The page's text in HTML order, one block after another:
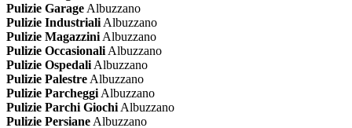
Pulizie Garage Albuzzano
Pulizie Industriali Albuzzano
Pulizie Magazzini Albuzzano
Pulizie Occasionali Albuzzano
Pulizie Ospedali Albuzzano
Pulizie Palestre Albuzzano
Pulizie Parcheggi Albuzzano
Pulizie Parchi Giochi Albuzzano
Pulizie Persiane Albuzzano